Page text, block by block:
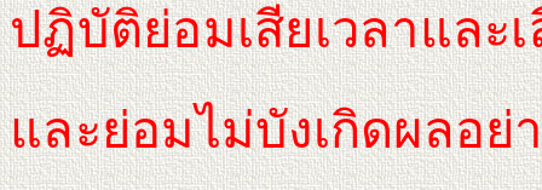
ปฏิบัติย่อมเสียเวลาและ
และย่อมไม่บังเกิดผลอย่